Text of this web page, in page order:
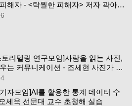
해자 - <탁월한 피해자> 저자 곽아람
자…
리텔링 연구모임]사람을 읽는 사진,
는 커뮤니케이션 - 조세현 사진가 초
자모임]AI를 활용한 통계 데이터 수
세욱 선문대 교수 초청해 실습